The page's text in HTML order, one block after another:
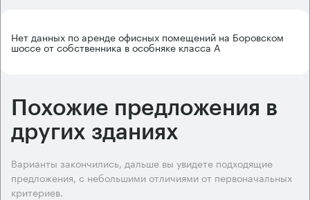
Нет данных по аренде офисных помещений на Боровском
шоссе от собственника в особняке класса А
Похожие предложения в
других зданиях
Варианты закончились, дальше вы увидете подходящие
предложения, с небольшими отличиями от первоначальных
критериев.